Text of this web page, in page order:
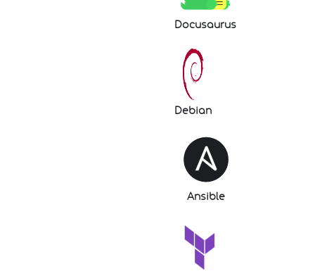
Docusaurus
Debian
Ansible